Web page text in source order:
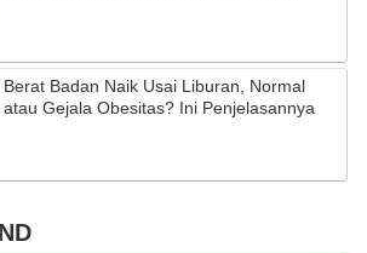
Berat Badan Naik Usai Liburan, Normal
atau Gejala Obesitas? Ini Penjelasannya